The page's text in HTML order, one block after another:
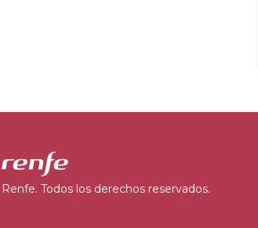
Renfe. Todos los derechos reservados.